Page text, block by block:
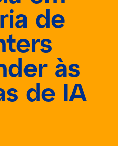
de
às
de IA